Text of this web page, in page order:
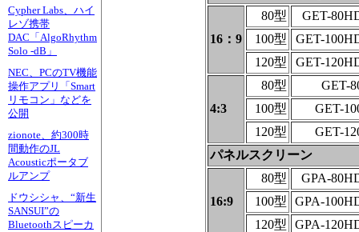
Cypher Labs、ハイ
レゾ携帯
DAC「AlgoRhythm
Solo -dB」
NEC、PCのTV機能
操作アプリ「Smart
リモコン」などを
公開
zionote、約300時
間動作のJL
Acousticポータブ
ルアンプ
ドウシシャ、“新生
SANSUI”の
Bluetoothスピーカ
16：9
80型
GET-
100型
GET-
120型
GET-
4:3
80型
GET-
100型
GET-
120型
GET-
パネルスクリーン
16:9
80型
GPA-
100型
GPA-
120型
GPA-